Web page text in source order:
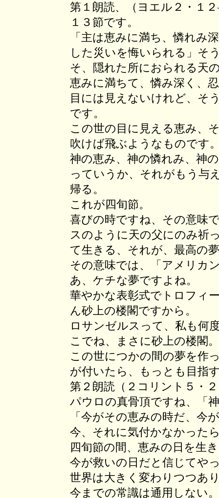
第１朗読、（ヨエル２・１
１３節です。
「主は恵みに満ち、憐れみ
した災いを悔いられる」そ
そ、隠れた所におられる天
恵みに満ちて、憐み深く、
目には見えないけれど、そ
です。
この世の目に見える恵み、
吹けば飛ぶようなものです
神の恵み、神の憐れみ、神
っていうか、それがもう与
帰る。
これが四旬節。
喜びの時ですね、その意味
スのように天の父にのみ祈
て生きる、それが、最高の
その意味では、「アメリカ
あ、ケチな夢ですよね。
華やかな表彰式でトロフィ
ん砂上の楼閣ですから。
ロサンゼルスって、私も何
こでね、まさに砂上の楼閣。
この世につかの間の夢を作
が付いたら、もっとも目指
第２朗読（２コリント５・
パウロの真骨頂ですね、「
「今がその恵みの時だ、今
今、それに気付かなかった
四旬節の間、恵みの日を生
今が救いの日だと信じてや
世界は大きく変わりつつあ
今までの常識は通用しない。